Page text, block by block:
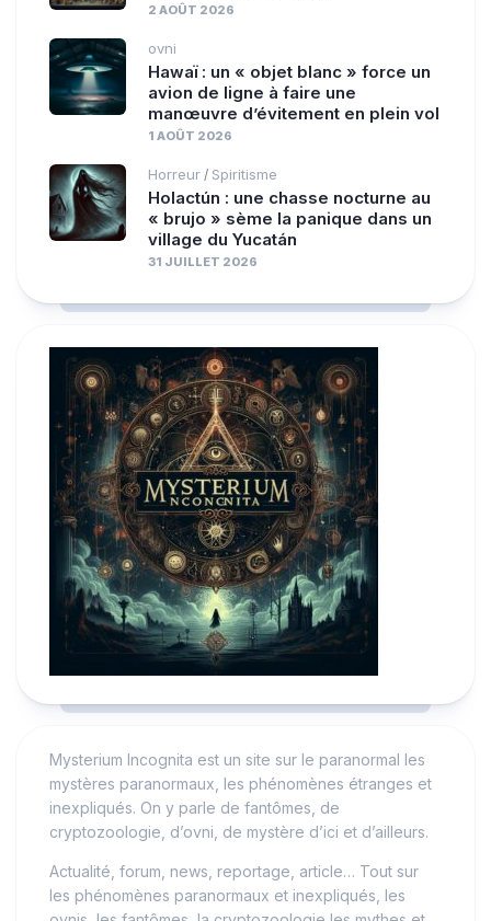
2 AOÛT 2026
ovni
Hawaï : un « objet blanc » force un
avion de ligne à faire une
manœuvre d’évitement en plein vol
1 AOÛT 2026
Horreur / Spiritisme
Holactún : une chasse nocturne au
« brujo » sème la panique dans un
village du Yucatán
31 JUILLET 2026
Mysterium Incognita est un site sur le paranormal les
mystères paranormaux, les phénomènes étranges et
inexpliqués. On y parle de fantômes, de
cryptozoologie, d’ovni, de mystère d’ici et d’ailleurs.
Actualité, forum, news, reportage, article… Tout sur
les phénomènes paranormaux et inexpliqués, les